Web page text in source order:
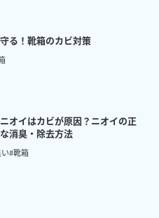
る！靴箱のカビ対策
オイはカビが原因？ニオイの正
消臭・除去方法
#靴箱